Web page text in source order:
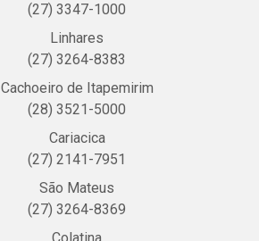
(27) 3347-1000
Linhares
(27) 3264-8383
Cachoeiro de Itapemirim
(28) 3521-5000
Cariacica
(27) 2141-7951
São Mateus
(27) 3264-8369